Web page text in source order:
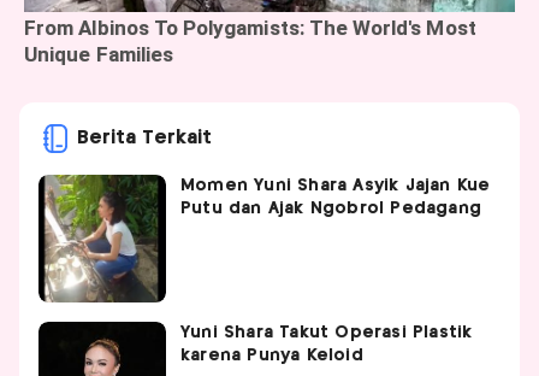
Berita Terkait
Momen Yuni Shara Asyik Jajan Kue
Putu dan Ajak Ngobrol Pedagang
Yuni Shara Takut Operasi Plastik
karena Punya Keloid